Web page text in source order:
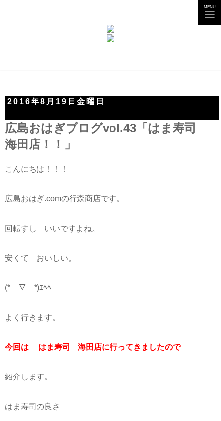
MENU
2016年8月19日金曜日
広島おはぎブログvol.43「はま寿司
海田店！！」
こんにちは！！！
広島おはぎ.comの行森商店です。
回転すし いいですよね。
安くて おいしい。
(*￣∇￣*)ｴﾍﾍ
よく行きます。
今回は はま寿司 海田店に行ってきましたので
紹介します。
はま寿司の良さ